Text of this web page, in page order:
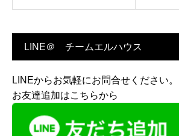
LINE＠ チームエルハウス
LINEからお気軽にお問合せください。
お友達追加はこちらから